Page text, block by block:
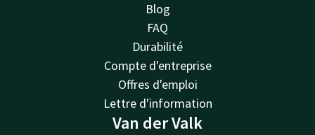
Blog
FAQ
Durabilité
Compte d'entreprise
Offres d'emploi
Lettre d'information
Van der Valk